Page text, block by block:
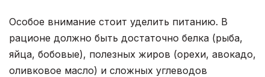
Особое внимание стоит уделить питанию. В
рационе должно быть достаточно белка (рыба,
яйца, бобовые), полезных жиров (орехи, авокадо,
оливковое масло) и сложных углеводов